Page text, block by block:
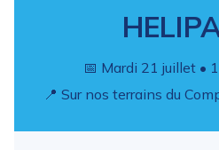
📅 Mardi 21 juillet •
📍 Sur nos terrains du